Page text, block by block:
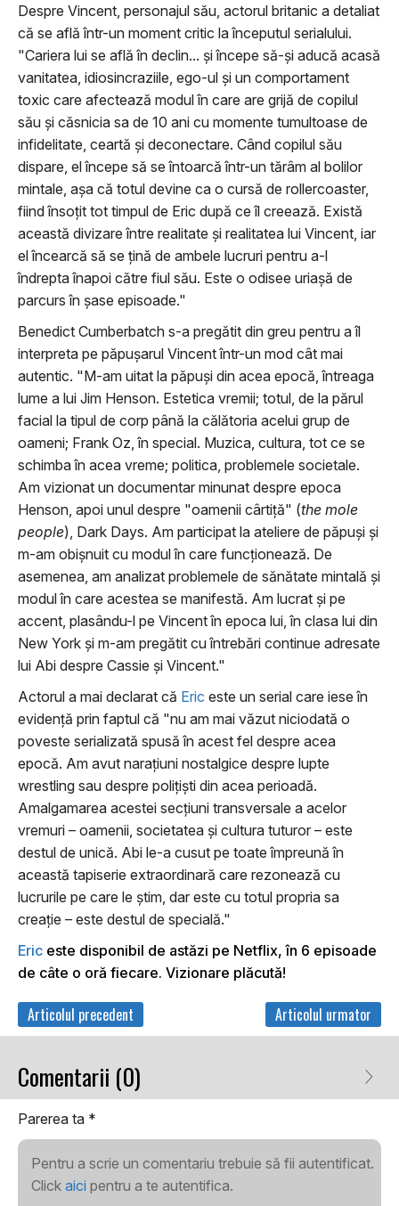
Despre Vincent, personajul său, actorul britanic a detaliat
că se află într-un moment critic la începutul serialului.
"Cariera lui se află în declin... și începe să-și aducă acasă
vanitatea, idiosincraziile, ego-ul și un comportament
toxic care afectează modul în care are grijă de copilul
său și căsnicia sa de 10 ani cu momente tumultoase de
infidelitate, ceartă și deconectare. Când copilul său
dispare, el începe să se întoarcă într-un tărâm al bolilor
mintale, așa că totul devine ca o cursă de rollercoaster,
fiind însoțit tot timpul de Eric după ce îl creează. Există
această divizare între realitate și realitatea lui Vincent, iar
el încearcă să se țină de ambele lucruri pentru a-l
îndrepta înapoi către fiul său. Este o odisee uriașă de
parcurs în șase episoade."
Benedict Cumberbatch s-a pregătit din greu pentru a îl
interpreta pe păpușarul Vincent într-un mod cât mai
autentic. "M-am uitat la păpuși din acea epocă, întreaga
lume a lui Jim Henson. Estetica vremii; totul, de la părul
facial la tipul de corp până la călătoria acelui grup de
oameni; Frank Oz, în special. Muzica, cultura, tot ce se
schimba în acea vreme; politica, problemele societale.
Am vizionat un documentar minunat despre epoca
Henson, apoi unul despre "oamenii cârtiță" (the mole
people), Dark Days. Am participat la ateliere de păpuși și
m-am obișnuit cu modul în care funcționează. De
asemenea, am analizat problemele de sănătate mintală și
modul în care acestea se manifestă. Am lucrat și pe
accent, plasându-l pe Vincent în epoca lui, în clasa lui din
New York și m-am pregătit cu întrebări continue adresate
lui Abi despre Cassie și Vincent."
Actorul a mai declarat că Eric este un serial care iese în
evidență prin faptul că "nu am mai văzut niciodată o
poveste serializată spusă în acest fel despre acea
epocă. Am avut narațiuni nostalgice despre lupte
wrestling sau despre polițiști din acea perioadă.
Amalgamarea acestei secțiuni transversale a acelor
vremuri – oamenii, societatea și cultura tuturor – este
destul de unică. Abi le-a cusut pe toate împreună în
această tapiserie extraordinară care rezonează cu
lucrurile pe care le știm, dar este cu totul propria sa
creație – este destul de specială."
Eric este disponibil de astăzi pe Netflix, în 6 episoade
de câte o oră fiecare. Vizionare plăcută!
Articolul precedent Articolul urmator
Comentarii (0)
Parerea ta *
Pentru a scrie un comentariu trebuie să fii autentificat.
Click aici pentru a te autentifica.